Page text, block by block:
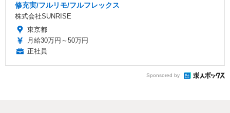
修充実/フルリモ/フルフレックス
株式会社SUNRISE
東京都
月給30万円～50万円
正社員
Sponsored by